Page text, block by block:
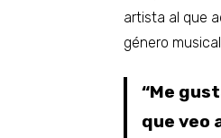
artista al que
género
“Me
que veo